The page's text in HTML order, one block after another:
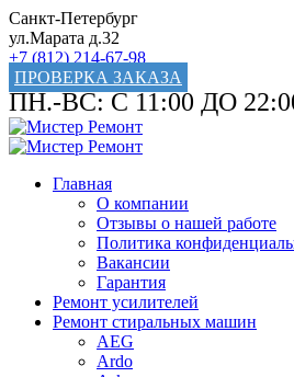
Санкт-Петербург
ул.Марата д.32
+7 (812) 214-67-98
ПРОВЕРКА ЗАКАЗА
ПН.-ВС: С 11:00 ДО
Главная
О компании
Отзывы о нашей работе
Политика
Вакансии
Гарантия
Ремонт усилителей
Ремонт стиральных машин
AEG
Ardo